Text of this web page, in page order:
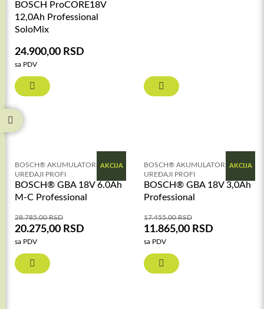
BOSCH ProCORE18V
12,0Ah Professional
SoloMix
24.900,00 RSD
sa PDV
AKCIJA
BOSCH® AKUMULATORSKI
UREĐAJI PROFI
BOSCH® GBA 18V 6.0Ah
M-C Professional
28.785,00RSD
20.275,00 RSD
sa PDV
AKCIJA
BOSCH® AKUMULATORSKI
UREĐAJI PROFI
BOSCH® GBA 18V 3,0Ah
Professional
17.455,00RSD
11.865,00 RSD
sa PDV